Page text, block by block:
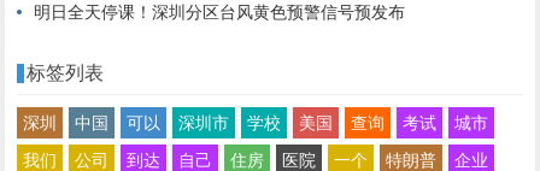
明日全天停课！深圳分区台风黄色预警信号预发布
标签列表
深圳 中国 可以 深圳市 学校 美国 查询 考试
城市
我们
公司 到达 自己 住房 医院 一个 特朗普
企业